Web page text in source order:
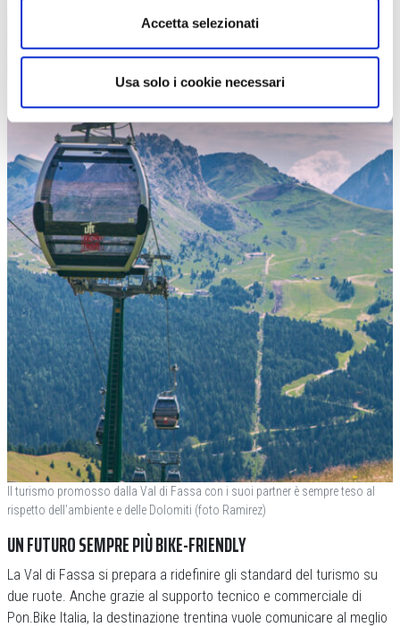
Accetta selezionati
Usa solo i cookie necessari
Il turismo promosso dalla Val di Fassa con i suoi partner è sempre teso al
rispetto dell’ambiente e delle Dolomiti (foto Ramirez)
UN FUTURO SEMPRE PIÙ BIKE-FRIENDLY
La Val di Fassa si prepara a ridefinire gli standard del turismo su
due ruote. Anche grazie al supporto tecnico e commerciale di
Pon.Bike Italia, la destinazione trentina vuole comunicare al meglio